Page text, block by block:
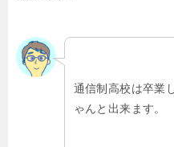
通信制高校は卒業
ゃんと出来ます。